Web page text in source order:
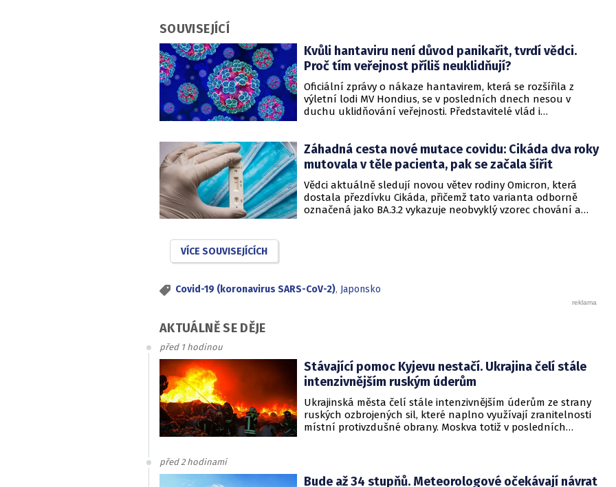
SOUVISEJÍCÍ
Kvůli hantaviru není důvod panikařit, tvrdí vědci.
Proč tím veřejnost příliš neuklidňují?
Oficiální zprávy o nákaze hantavirem, která se rozšířila z
výletní lodi MV Hondius, se v posledních dnech nesou v
duchu uklidňování veřejnosti. Představitelé vlád i
však podle CNN varují, že příliš sebevědomá rétorika, kterou
označují za úmyslné šíření klidu, může mít opačný účinek a
prohloubit úzkost ve společnosti, která má stále v živé paměti
pandemii covidu-19.
Záhadná cesta nové mutace covidu: Cikáda dva roky
mutovala v těle pacienta, pak se začala šířit
Vědci aktuálně sledují novou větev rodiny Omicron, která
dostala přezdívku Cikáda, přičemž tato varianta odborně
označená jako BA.3.2 vykazuje neobvyklý vzorec chování a
nečekaně vynořit po letech strávených pod zemí.
VÍCE SOUVISEJÍCÍCH
Covid-19 (koronavirus SARS-CoV-2), Japonsko
AKTUÁLNĚ SE DĚJE
před 1 hodinou
Stávající pomoc Kyjevu nestačí. Ukrajina čelí stále
intenzivnějším ruským úderům
Ukrajinská města čelí stále intenzivnějším úderům ze strany
ruských ozbrojených sil, které naplno využívají zranitelnosti
místní protivzdušné obrany. Moskva totiž v posledních
obyvatelstvu dává jen pramalou šanci se včas ukrýt.
před 2 hodinami
Bude až 34 stupňů. Meteorologové očekávají návrat